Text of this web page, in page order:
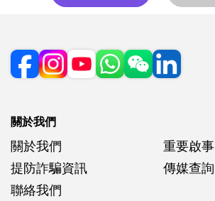
關於我們
關於我們
重要啟事
提防詐騙資訊
傳媒查詢
聯絡我們